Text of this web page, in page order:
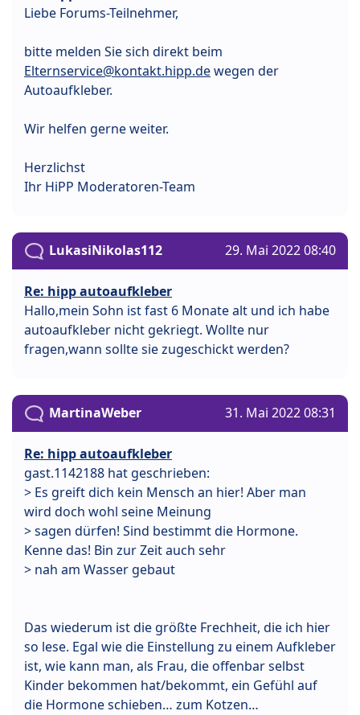
Liebe Forums-Teilnehmer,
bitte melden Sie sich direkt beim
Elternservice@kontakt.hipp.dewegen der
Autoaufkleber.
Wir helfen gerne weiter.
Herzlichst
Ihr HiPP Moderatoren-Team
LukasiNikolas112 29. Mai 2022 08:40
Re: hipp autoaufkleber
Hallo,mein Sohn ist fast 6 Monate alt und ich habe
autoaufkleber nicht gekriegt. Wollte nur
fragen,wann sollte sie zugeschickt werden?
MartinaWeber 31. Mai 2022 08:31
Re: hipp autoaufkleber
gast.1142188 hat geschrieben:
> Es greift dich kein Mensch an hier! Aber man
wird doch wohl seine Meinung
> sagen dürfen! Sind bestimmt die Hormone.
Kenne das! Bin zur Zeit auch sehr
> nah am Wasser gebaut
Das wiederum ist die größte Frechheit, die ich hier
so lese. Egal wie die Einstellung zu einem Aufkleber
ist, wie kann man, als Frau, die offenbar selbst
Kinder bekommen hat/bekommt, ein Gefühl auf
die Hormone schieben… zum Kotzen…